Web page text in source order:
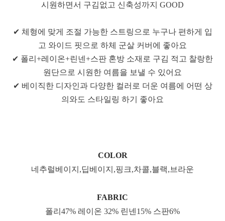
시원하면서 구김없고 신축성까지 GOOD
✔ 체형에 맞게 조절 가능한 스트링으로 누구나 편하게 입
고 와이드 핏으로 하체 군살 커버에 좋아요
✔ 폴리+레이온+린넨+스판 혼방 소재로 구김 적고 찰랑한
원단으로 시원한 여름을 보낼 수 있어요
✔ 베이직한 디자인과 다양한 컬러로 더운 여름에 어떤 상
의와도 스타일링 하기 좋아요
COLOR
네추럴베이지,딥베이지,핑크,차콜,블랙,브라운
FABRIC
폴리47% 레이온 32% 린넨15% 스판6%